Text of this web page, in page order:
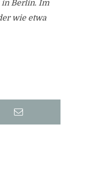
in Berlin. Im
wie etwa